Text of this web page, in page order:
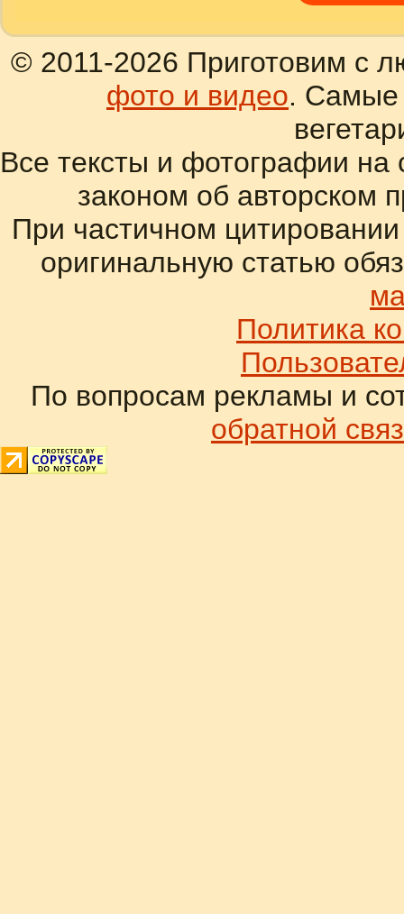
© 2011-2026 Приготовим с
фото и видео. Самые
Все тексты и фотографии
законом об авторском
При частичном
оригинальную статью
Политика
По вопросам рекламы и
обратной